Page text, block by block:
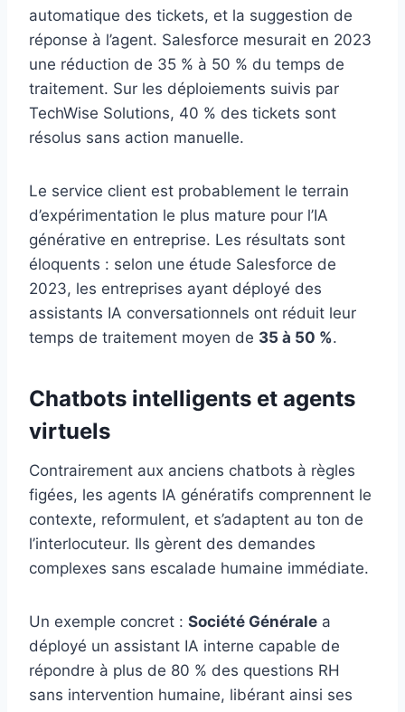
automatique des tickets, et la suggestion de
réponse à l’agent. Salesforce mesurait en 2023
une réduction de 35 % à 50 % du temps de
traitement. Sur les déploiements suivis par
TechWise Solutions, 40 % des tickets sont
résolus sans action manuelle.
Le service client est probablement le terrain
d’expérimentation le plus mature pour l’IA
générative en entreprise. Les résultats sont
éloquents : selon une étude Salesforce de
2023, les entreprises ayant déployé des
assistants IA conversationnels ont réduit leur
temps de traitement moyen de 35 à 50 %.
Chatbots intelligents et agents
virtuels
Contrairement aux anciens chatbots à règles
figées, les agents IA génératifs comprennent le
contexte, reformulent, et s’adaptent au ton de
l’interlocuteur. Ils gèrent des demandes
complexes sans escalade humaine immédiate.
Un exemple concret : Société Générale a
déployé un assistant IA interne capable de
répondre à plus de 80 % des questions RH
sans intervention humaine, libérant ainsi ses